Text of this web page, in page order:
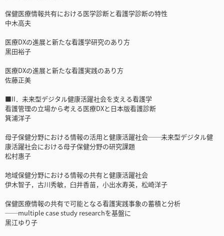
保健医療情報共有における医学診断と看護学診断の特性
中木高夫
医療DXの進展と新たな看護学研究のあり方
黒田裕子
医療DXの進展と新たな看護実践のあり方
佐藤正美
■II．未来型デジタル健康活躍社会を支える看護学
看護管理の立場から考える医療DXと日本版看護診断
箕浦洋子
母子保健分野における情報の活用と健康活躍社会──未来型デジタル健
康活躍社会における母子保健分野の研究課題
松村惠子
地域保健分野における情報の共有と健康活躍社会
伊木智子，古川秀敏，臼井香苗，小出水寿英，松崎洋子
保健医療情報の共有で可能となる看護実践事象の蓄積と分析
──multiple case study researchを基盤に
黒江ゆり子